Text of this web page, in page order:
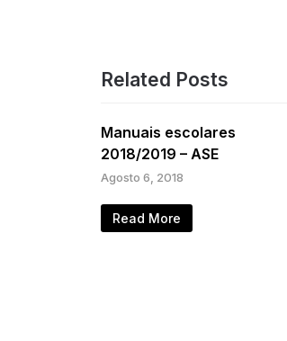
Related Posts
Manuais escolares
2018/2019 – ASE
Agosto 6, 2018
Read More